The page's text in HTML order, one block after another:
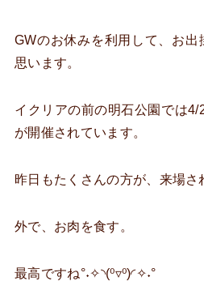
GWのお休みを利用して、お出
思います。
イクリアの前の明石公園では4/
が開催されています。
昨日もたくさんの方が、来場さ
外で、お肉を食す。
最高ですね°˖✧◝(⁰▿⁰)◜✧˖°